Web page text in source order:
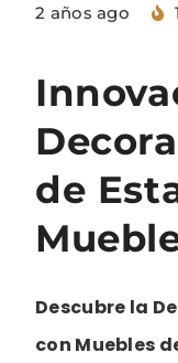
2 años ago
de
Descubre la
con Muebles